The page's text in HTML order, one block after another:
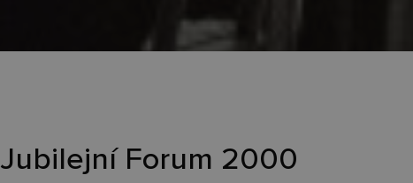
Jubilejní Forum 2000